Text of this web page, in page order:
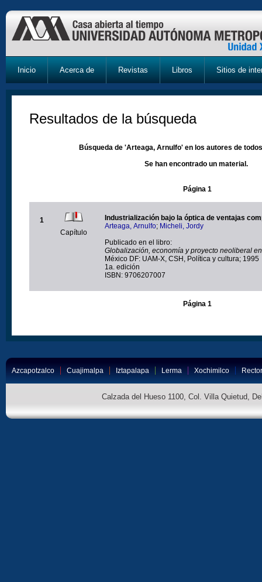
Inicio Acerca de Revistas Libros Sitios de
Resultados de la búsqueda
Búsqueda de 'Arteaga, Arnulfo' en los autores de
Se han encontrado un material.
Página 1
1
Capítulo
Industrialización bajo la óptica de ventajas
Arteaga, Arnulfo; Micheli, Jordy
Publicado en el libro:
Globalización, economía y proyecto neoliberal
México DF: UAM-X, CSH, Política y cultura; 1995
1a. edición
ISBN: 9706207007
Página 1
Azcapotzalco Cuajimalpa Iztapalapa Lerma Xochimilco
Calzada del Hueso 1100, Col. Villa Quietud,